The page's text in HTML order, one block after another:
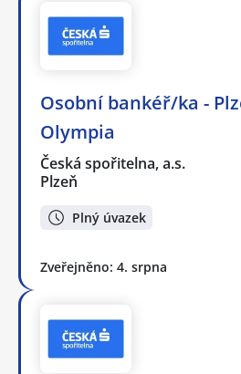
Osobní bankéř/ka -
Olympia
Česká spořitelna, a.s.
Plzeň
Plný úvazek
Zveřejněno: 4. srpna